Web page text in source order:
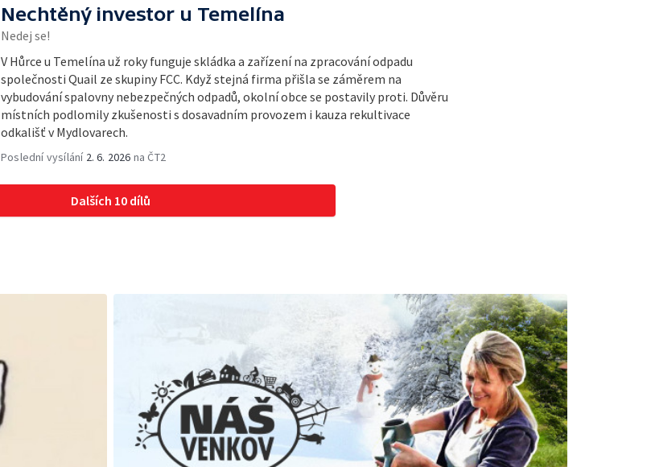
Nechtěný investor u Temelína
Nedej se!
V Hůrce u Temelína už roky funguje skládka a zařízení na zpracování odpadu
společnosti Quail ze skupiny FCC. Když stejná firma přišla se záměrem na
vybudování spalovny nebezpečných odpadů, okolní obce se postavily proti. Důvěru
místních podlomily zkušenosti s dosavadním provozem i kauza rekultivace
odkališť v Mydlovarech.
Poslední vysílání 2. 6. 2026 na ČT2
Dalších 10 dílů